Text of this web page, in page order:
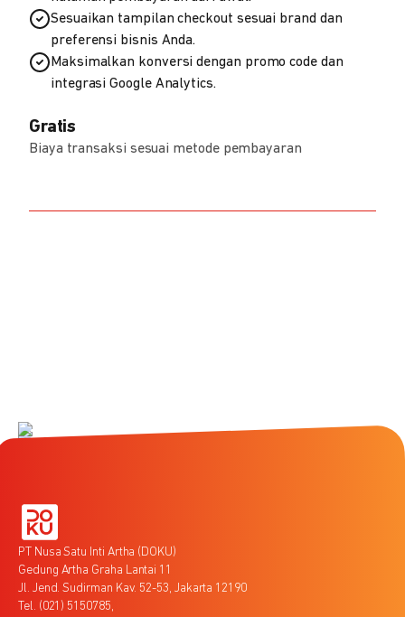
Sesuaikan tampilan checkout sesuai brand dan
preferensi bisnis Anda.
Maksimalkan konversi dengan promo code dan
integrasi Google Analytics.
Gratis
Biaya transaksi sesuai metode pembayaran
PT Nusa Satu Inti Artha (DOKU)
Gedung Artha Graha Lantai 11
Jl. Jend. Sudirman Kav. 52-53, Jakarta 12190
Tel. (021) 5150785,